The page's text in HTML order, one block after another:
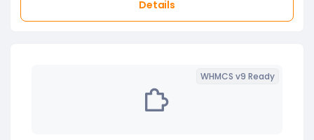
Details
WHMCS v9 Ready